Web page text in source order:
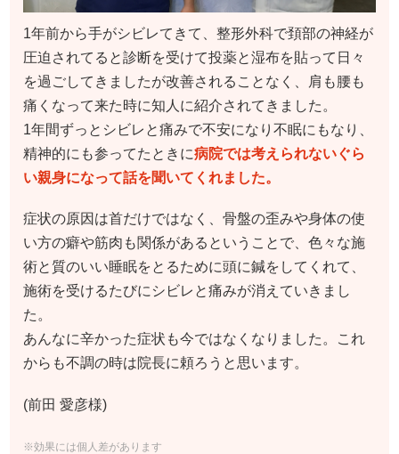
1年前から手がシビレてきて、整形外科で頚部の神経が
圧迫されてると診断を受けて投薬と湿布を貼って日々
を過ごしてきましたが改善されることなく、肩も腰も
痛くなって来た時に知人に紹介されてきました。
1年間ずっとシビレと痛みで不安になり不眠にもなり、
精神的にも参ってたときに病院では考えられないぐら
い親身になって話を聞いてくれました。
症状の原因は首だけではなく、骨盤の歪みや身体の使
い方の癖や筋肉も関係があるということで、色々な施
術と質のいい睡眠をとるために頭に鍼をしてくれて、
施術を受けるたびにシビレと痛みが消えていきまし
た。
あんなに辛かった症状も今ではなくなりました。これ
からも不調の時は院長に頼ろうと思います。
(前田 愛彦様)
※効果には個人差があります